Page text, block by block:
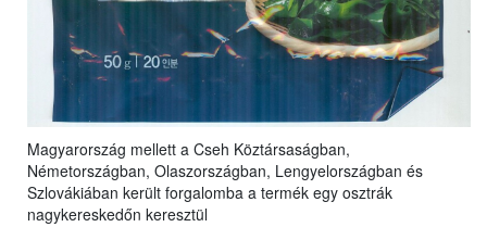
Magyarország mellett a Cseh Köztársaságban,
Németországban, Olaszországban, Lengyelországban és
Szlovákiában került forgalomba a termék egy osztrák
nagykereskedőn keresztül